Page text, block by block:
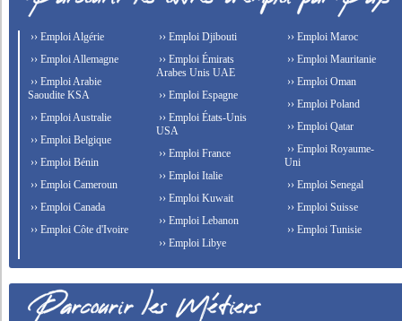
›› Emploi Algérie
›› Emploi Allemagne
›› Emploi Arabie
Saoudite KSA
›› Emploi Australie
›› Emploi Belgique
›› Emploi Bénin
›› Emploi Cameroun
›› Emploi Canada
›› Emploi Côte d'Ivoire
›› Emploi Djibouti
›› Emploi Émirats
Arabes Unis UAE
›› Emploi Espagne
›› Emploi États-Unis
USA
›› Emploi France
›› Emploi Italie
›› Emploi Kuwait
›› Emploi Lebanon
›› Emploi Libye
›› Emploi Maroc
›› Emploi Mauritanie
›› Emploi Oman
›› Emploi Poland
›› Emploi Qatar
›› Emploi Royaume-
Uni
›› Emploi Senegal
›› Emploi Suisse
›› Emploi Tunisie